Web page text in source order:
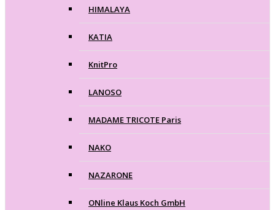
HIMALAYA
KATIA
KnitPro
LANOSO
MADAME TRICOTE Paris
NAKO
NAZARONE
ONline Klaus Koch GmbH